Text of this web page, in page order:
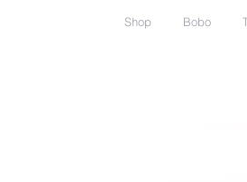
Shop Bobo